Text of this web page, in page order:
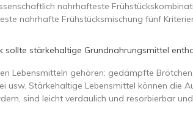
nahrhafteste
nahrhafte Frühstücksmischung fünf
sollte stärkehaltige Grundnahrungsmittel
Lebensmitteln gehören: gedämpfte
usw. Stärkehaltige Lebensmittel können die
sind leicht verdaulich und resorbierbar